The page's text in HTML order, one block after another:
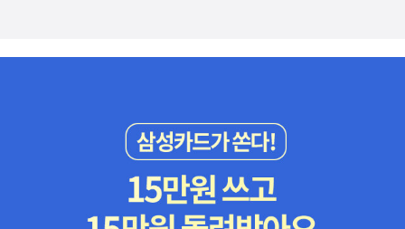
는지를 알게 된것만으로도 만족스러웠습니다. 욕심 같아서는 ｀백년
수를 받았을때, 읽는 저도 같이 뭉클해졌어요. 처음 '백년 동안의 고
독'을 접했을때의 충격이 아직도 잊혀지지 않은데, 다시 읽으면 그때
의 그 순간이 다시 찾아올지 궁금해지네요. '우리나비'에서 출간하
는 만화책들이 요즘 그래픽 노블 형식을 띄고 있어서 좋아요. 만화를
읽는데, 마치 글을 읽는 느낌이 든다고 할까요. 그리고 왠지 만화는 아
고 영감을 주는 역할을 하기도 한다. 이 책은 각 사진을 탄생시킨 아이
디어와 컨셉트, 그리고 기술적 요소를 거쳐 최종 이미지에 도달하는
하는 일상이 얼마나 소중한 것들로 지켜지고 있는지, 그리고 그것과
함께여서 얼마나 기쁜지 사실 우리는 자주 잊는다. 생각지도 않은 사
>은 느리게 사는 사람들을 위한 글이다. 아프니까 청춘이다, 아프니
까 중년이다 라고 할 만큼 나이를 떠나 대다수의 현대인들이 '행복'을
전제로 놓고 지나치게 자신을 소진하고 있다. '번아웃 증후군'이라는
용어는 언제부턴지 일상화되었다. -알라딘 책소개 이병주 장편